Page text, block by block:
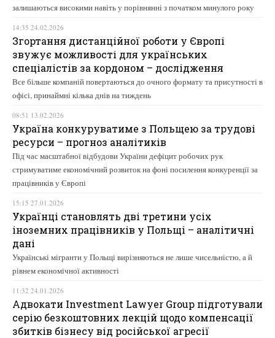
залишаються високими навіть у порівнянні з початком минулого року
14:35 24.02.2026
Згортання дистанційної роботи у Європі
звужує можливості для українських
спеціалістів за кордоном – дослідження
Все більше компаній повертаються до очного формату та присутності в
офісі, принаймні кілька днів на тиждень
08:51 13.02.2026
Україна конкуруватиме з Польщею за трудові
ресурси – прогноз аналітиків
Під час масштабної відбудови України дефіцит робочих рук
стримуватиме економічний розвиток на фоні посилення конкуренції за
працівників у Європі
15:15 27.01.2026
Українці становлять дві третини усіх
іноземних працівників у Польщі – аналітичні
дані
Українські мігранти у Польщі вирізняються не лише чисельністю, а й
рівнем економічної активності
11:32 24.01.2026
Адвокати Investment Lawyer Group підготували
серію безкоштовних лекцій щодо компенсації
збитків бізнесу від російської агресії